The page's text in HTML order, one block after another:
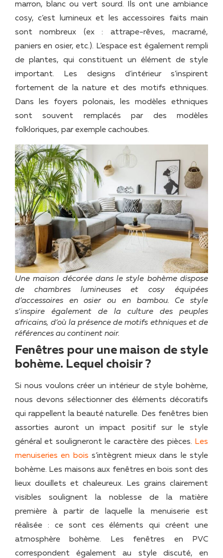
marron, blanc ou vert sourd. Ils ont une ambiance
cosy, c’est lumineux et les accessoires faits main
sont nombreux (ex : attrape-rêves, macramé,
paniers en osier, etc.). L’espace est également rempli
de plantes, qui constituent un élément de style
important. Les designs d’intérieur s’inspirent
fortement de la nature et des motifs ethniques.
Dans les foyers polonais, les modèles ethniques
sont souvent remplacés par des modèles
folkloriques, par exemple cachoubes.
Une maison décorée dans le style bohème dispose
de chambres lumineuses et cosy équipées
d’accessoires en osier ou en bambou. Ce style
s’inspire également de la culture des peuples
africains, d’où la présence de motifs ethniques et de
références au continent noir.
Fenêtres pour une maison de style
bohème. Lequel choisir ?
Si nous voulons créer un intérieur de style bohème,
nous devons sélectionner des éléments décoratifs
qui rappellent la beauté naturelle. Des fenêtres bien
assorties auront un impact positif sur le style
général et souligneront le caractère des pièces. Les
menuiseries en bois s’intègrent mieux dans le style
bohème. Les maisons aux fenêtres en bois sont des
lieux douillets et chaleureux. Les grains clairement
visibles soulignent la noblesse de la matière
première à partir de laquelle la menuiserie est
réalisée : ce sont ces éléments qui créent une
atmosphère bohème. Les fenêtres en PVC
correspondent également au style discuté, en